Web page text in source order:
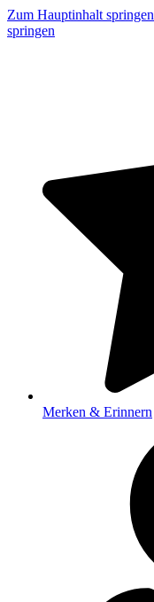
Zum Hauptinhalt springen
springen
Merken & Erinnern